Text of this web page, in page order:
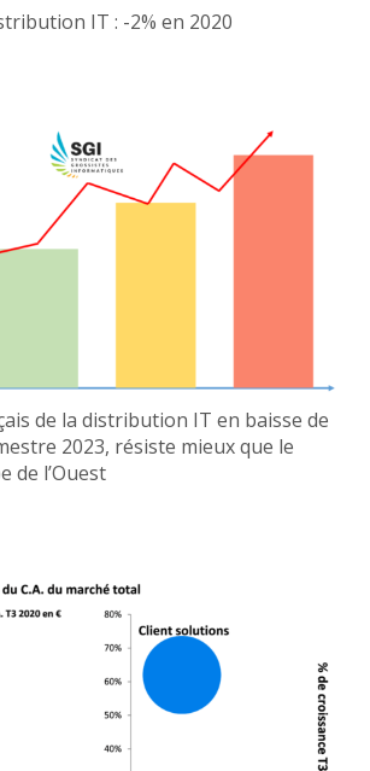
IT : -2% en 2020
de la distribution IT en baisse de
2023, résiste mieux que le
de l’Ouest